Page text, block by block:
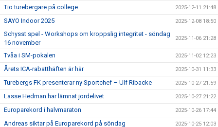
Tio turebergare på college 2025-12-11 21:48
SAYO Indoor 2025 2025-12-08 18:50
Schysst spel - Workshops om kroppslig integritet - söndag
16 november
2025-11-06 21:28
Tvåa i SM-pokalen 2025-11-02 12:23
Årets ICA-rabatthäften är här 2025-10-31 11:33
Turebergs FK presenterar ny Sportchef – Ulf Ribacke 2025-10-27 21:59
Lasse Hedman har lämnat jordelivet 2025-10-27 21:22
Europarekord i halvmaraton 2025-10-26 17:44
Andreas siktar på Europarekord på söndag 2025-10-25 12:03